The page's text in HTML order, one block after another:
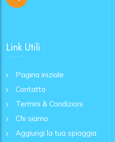
Link Utili
Pagina iniziale
Contatto
Termini & Condizioni
Chi siamo
Aggiungi la tua spiaggia